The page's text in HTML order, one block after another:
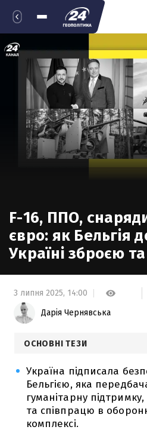
F-16, ППО,
євро: як Бельгія
Україні зброєю
3 липня 2025, 14:00
Дарія Чернявська
ОСНОВНІ ТЕЗИ
Україна підписала
Бельгією, яка
гуманітарну підтримку,
та співпрацю в
комплексі.